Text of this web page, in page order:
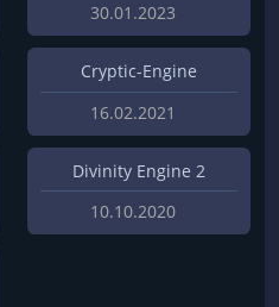
30.01.2023
Cryptic-Engine
16.02.2021
Divinity Engine 2
10.10.2020